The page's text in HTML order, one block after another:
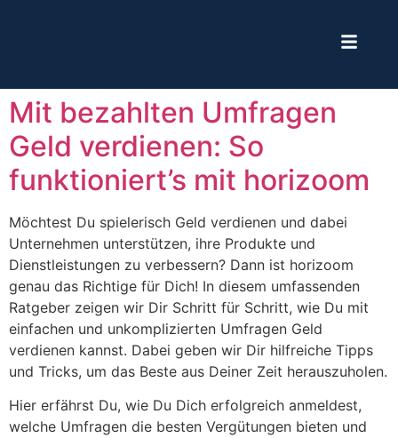
Mit bezahlten Umfragen
Geld verdienen: So
funktioniert’s mit horizoom
Möchtest Du spielerisch Geld verdienen und dabei
Unternehmen unterstützen, ihre Produkte und
Dienstleistungen zu verbessern? Dann ist horizoom
genau das Richtige für Dich! In diesem umfassenden
Ratgeber zeigen wir Dir Schritt für Schritt, wie Du mit
einfachen und unkomplizierten Umfragen Geld
verdienen kannst. Dabei geben wir Dir hilfreiche Tipps
und Tricks, um das Beste aus Deiner Zeit herauszuholen.
Hier erfährst Du, wie Du Dich erfolgreich anmeldest,
welche Umfragen die besten Vergütungen bieten und